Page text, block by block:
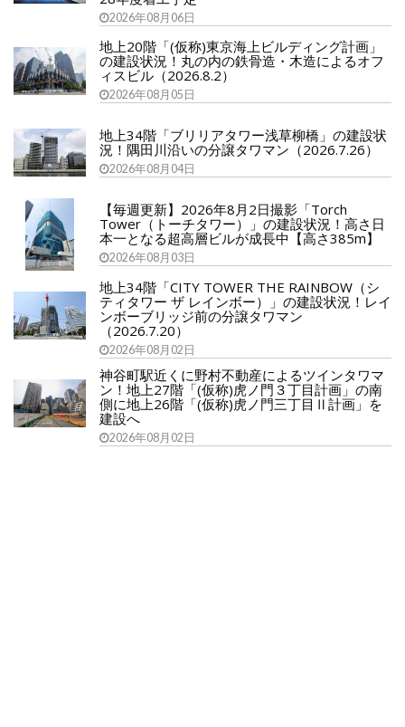
2026年08月06日
地上20階「(仮称)東京海上ビルディング計画」
の建設状況！丸の内の鉄骨造・木造によるオフ
ィスビル（2026.8.2）
2026年08月05日
地上34階「ブリリアタワー浅草柳橋」の建設状
況！隅田川沿いの分譲タワマン（2026.7.26）
2026年08月04日
【毎週更新】2026年8月2日撮影「Torch
Tower（トーチタワー）」の建設状況！高さ日
本一となる超高層ビルが成長中【高さ385m】
2026年08月03日
地上34階「CITY TOWER THE RAINBOW（シ
ティタワー ザ レインボー）」の建設状況！レイ
ンボーブリッジ前の分譲タワマン
（2026.7.20）
2026年08月02日
神谷町駅近くに野村不動産によるツインタワマ
ン！地上27階「(仮称)虎ノ門３丁目計画」の南
側に地上26階「(仮称)虎ノ門三丁目Ⅱ計画」を
建設へ
2026年08月02日